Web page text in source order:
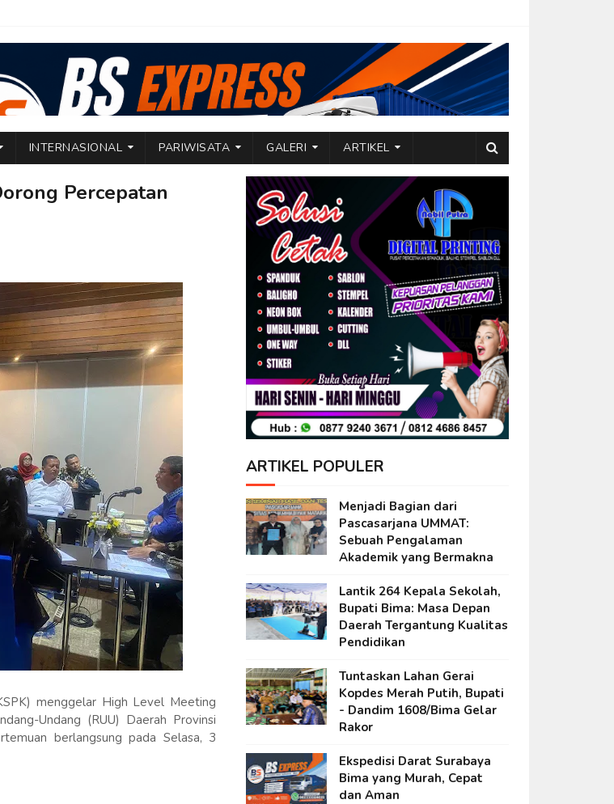
INTERNASIONAL PARIWISATA GALERI ARTIKEL
Percepatan
menggelar High Level Meeting
Undang (RUU) Daerah Provinsi
berlangsung pada Selasa, 3
ARTIKEL POPULER
Menjadi Bagian dari
Pascasarjana UMMAT:
Sebuah Pengalaman
Akademik yang Bermakna
Lantik 264 Kepala Sekolah,
Bupati Bima: Masa Depan
Daerah Tergantung Kualitas
Pendidikan
Tuntaskan Lahan Gerai
Kopdes Merah Putih, Bupati
- Dandim 1608/Bima Gelar
Rakor
Ekspedisi Darat Surabaya
Bima yang Murah, Cepat
dan Aman